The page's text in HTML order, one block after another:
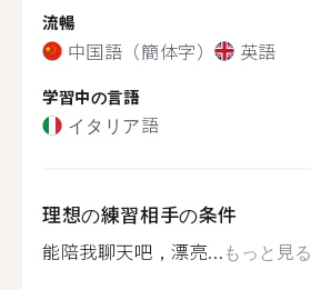
流暢
中国語（簡体字） 英語
学習中の言語
イタリア語
理想の練習相手の条件
能陪我聊天吧，漂亮...もっと見る